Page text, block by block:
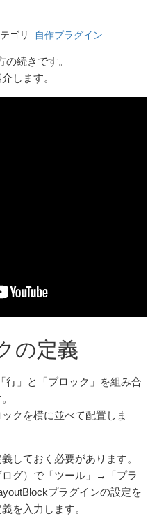
ゴリ: 自作プラグイン
続きです。
します。
の定義
行」と「ブロック」を組み合
クを横に並べて配置しま
しておく必要があります。
グ）で「ツール」→「プラ
プラグインの設定を
を入力します。